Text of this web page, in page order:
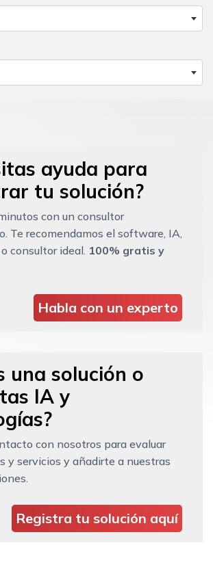
ayuda para
tu solución?
con un consultor
Te recomendamos el software, IA,
consultor ideal. 100% gratis y
Habla con un experto
una solución o
IA y
con nosotros para evaluar
y servicios y añadirte a nuestras
Registra tu solución aquí